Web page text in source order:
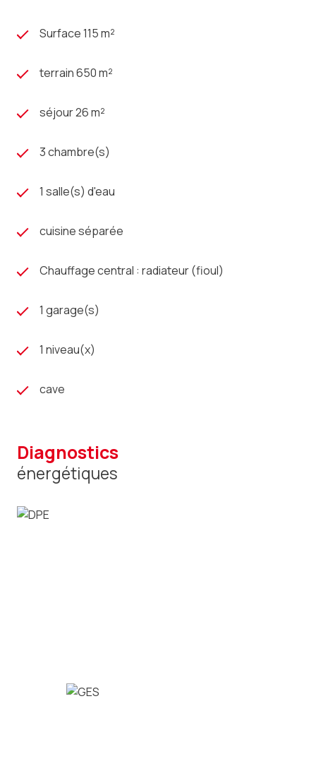
Surface 115 m²
terrain 650 m²
séjour 26 m²
3 chambre(s)
1 salle(s) d'eau
cuisine séparée
Chauffage central : radiateur (fioul)
1 garage(s)
1 niveau(x)
cave
diagnostics
énergétiques